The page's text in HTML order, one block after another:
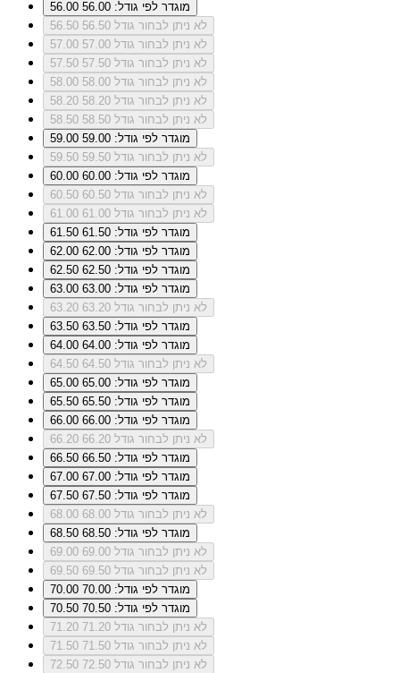
56.00
מוגדר לפי גודל: 56.00
56.50
לא ניתן לבחור גודל 56.50
57.00
לא ניתן לבחור גודל 57.00
57.50
לא ניתן לבחור גודל 57.50
58.00
לא ניתן לבחור גודל 58.00
58.20
לא ניתן לבחור גודל 58.20
58.50
לא ניתן לבחור גודל 58.50
59.00
מוגדר לפי גודל: 59.00
59.50
לא ניתן לבחור גודל 59.50
60.00
מוגדר לפי גודל: 60.00
60.50
לא ניתן לבחור גודל 60.50
61.00
לא ניתן לבחור גודל 61.00
61.50
מוגדר לפי גודל: 61.50
62.00
מוגדר לפי גודל: 62.00
62.50
מוגדר לפי גודל: 62.50
63.00
מוגדר לפי גודל: 63.00
63.20
לא ניתן לבחור גודל 63.20
63.50
מוגדר לפי גודל: 63.50
64.00
מוגדר לפי גודל: 64.00
64.50
לא ניתן לבחור גודל 64.50
65.00
מוגדר לפי גודל: 65.00
65.50
מוגדר לפי גודל: 65.50
66.00
מוגדר לפי גודל: 66.00
66.20
לא ניתן לבחור גודל 66.20
66.50
מוגדר לפי גודל: 66.50
67.00
מוגדר לפי גודל: 67.00
67.50
מוגדר לפי גודל: 67.50
68.00
לא ניתן לבחור גודל 68.00
68.50
מוגדר לפי גודל: 68.50
69.00
לא ניתן לבחור גודל 69.00
69.50
לא ניתן לבחור גודל 69.50
70.00
מוגדר לפי גודל: 70.00
70.50
מוגדר לפי גודל: 70.50
71.20
לא ניתן לבחור גודל 71.20
71.50
לא ניתן לבחור גודל 71.50
72.50
לא ניתן לבחור גודל 72.50